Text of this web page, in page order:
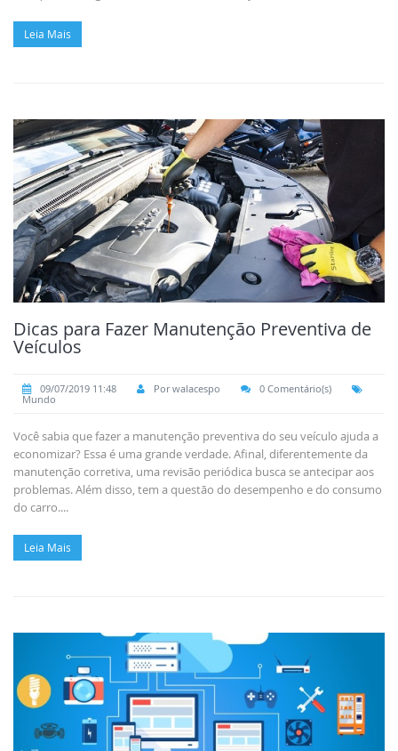
Leia Mais
Dicas para Fazer Manutenção Preventiva de
Veículos
09/07/2019 11:48 Por walacespo
0 Comentário(s)
Mundo
Você sabia que fazer a manutenção preventiva do seu veículo ajuda a
economizar? Essa é uma grande verdade. Afinal, diferentemente da
manutenção corretiva, uma revisão periódica busca se antecipar aos
problemas. Além disso, tem a questão do desempenho e do consumo
do carro....
Leia Mais